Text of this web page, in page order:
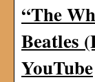
“The
Beatles
YouTube